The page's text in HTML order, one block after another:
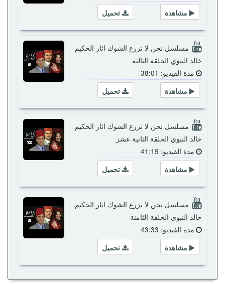
تحميل
مشاهدة
مسلسل نحن لا نزرع الشوك اثار الحكيم
خالد النبوي الحلقة الثالثة
مدة الفيديو: 38:01
تحميل
مشاهدة
مسلسل نحن لا نزرع الشوك اثار الحكيم
خالد النبوي الحلقة الثانية عشر
مدة الفيديو: 41:19
تحميل
مشاهدة
مسلسل نحن لا نزرع الشوك اثار الحكيم
خالد النبوي الحلقة الثامنة
مدة الفيديو: 43:33
تحميل
مشاهدة